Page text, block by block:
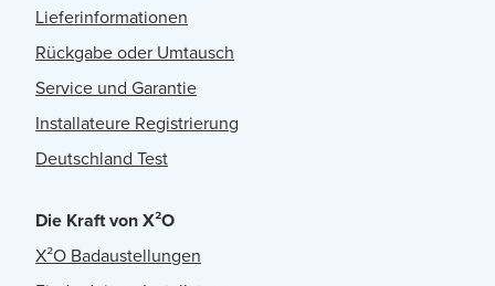
Lieferinformationen
Rückgabe oder Umtausch
Service und Garantie
Installateure Registrierung
Deutschland Test
Die Kraft von X²O
X²O Badaustellungen